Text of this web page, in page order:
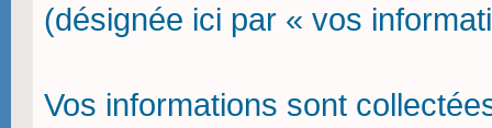
(désignée ici par « vos
Vos informations sont